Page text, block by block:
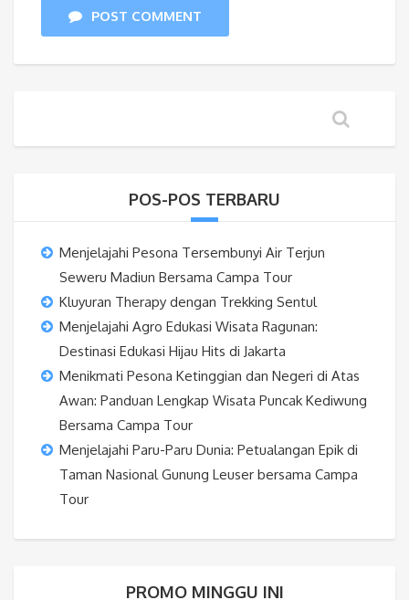
POST COMMENT
POS-POS TERBARU
Menjelajahi Pesona Tersembunyi Air Terjun
Seweru Madiun Bersama Campa Tour
Kluyuran Therapy dengan Trekking Sentul
Menjelajahi Agro Edukasi Wisata Ragunan:
Destinasi Edukasi Hijau Hits di Jakarta
Menikmati Pesona Ketinggian dan Negeri di Atas
Awan: Panduan Lengkap Wisata Puncak Kediwung
Bersama Campa Tour
Menjelajahi Paru-Paru Dunia: Petualangan Epik di
Taman Nasional Gunung Leuser bersama Campa
Tour
PROMO MINGGU INI